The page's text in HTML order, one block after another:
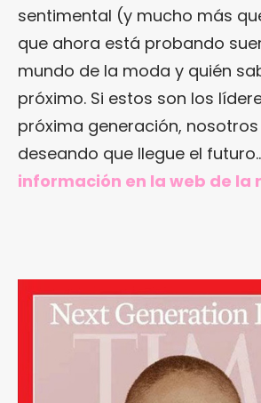
sentimental (y mucho más
que ahora está probando
mundo de la moda y quién
próximo. Si estos son los
próxima generación,
deseando que llegue el
información en la web de la